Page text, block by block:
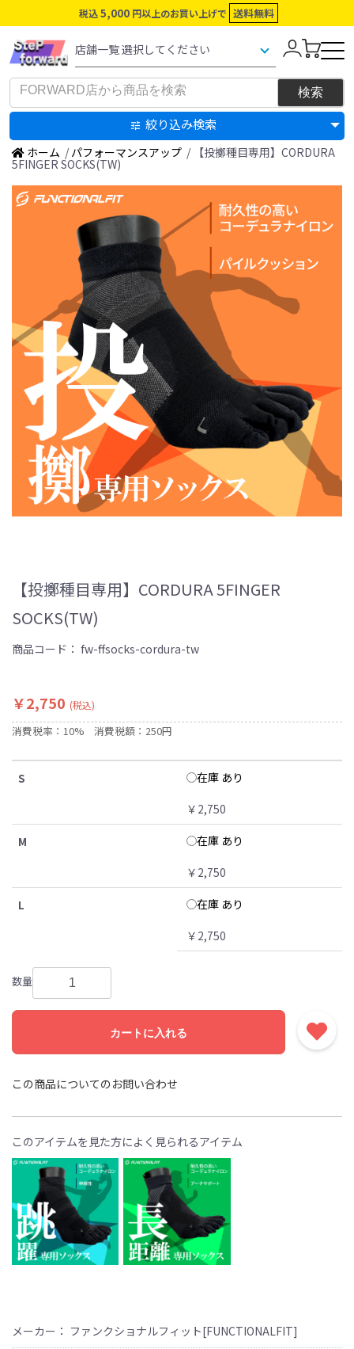
税込 5,000 円以上のお買い上げで 送料無料
絞り込み検索
ホーム / パフォーマンスアップ / 【投擲種目専用】CORDURA
5FINGER SOCKS(TW)
【投擲種目専用】CORDURA 5FINGER
SOCKS(TW)
商品コード： fw-ffsocks-cordura-tw
￥2,750 (税込)
消費税率：10% 消費税額：250円
S
在庫 あり
￥2,750
M
在庫 あり
￥2,750
L
在庫 あり
￥2,750
数量
カートに入れる
この商品についてのお問い合わせ
このアイテムを見た方によく見られるアイテム
メーカー： ファンクショナルフィット[FUNCTIONALFIT]